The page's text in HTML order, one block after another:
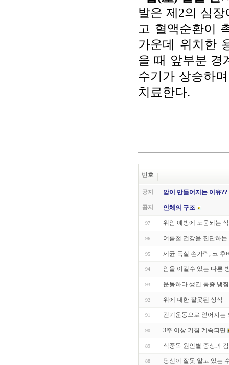
발은 제2의 심
고 혈액순환이
가운데 위치한
을 때 앞부분 경
수기가 상승하
치료한다.
번호
공지 암이 만들어지는 이유??
공지 인체의 구조
97 위암 예방에 도움되는
96 여름철 건강을 진단하는
95 세균 득실 손가락, 코 후
94 암을 이길수 있는 다른
93 운동하다 생긴 통증 냉
92 위에 대한 잘못된 상식
91 걷기운동으로 얻어지는
90 3주 이상 기침 계속되면
89 식중독 원인별 증상과
88 당신이 잘못 알고 있는